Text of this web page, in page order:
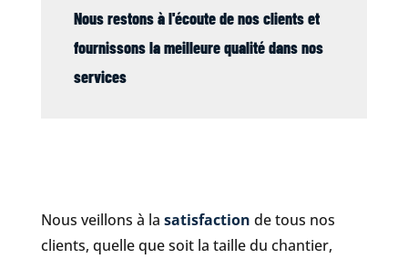
Nous restons à l'écoute de nos clients et
fournissons la meilleure qualité dans nos
services
Nous veillons à la satisfaction de tous nos
clients, quelle que soit la taille du chantier,